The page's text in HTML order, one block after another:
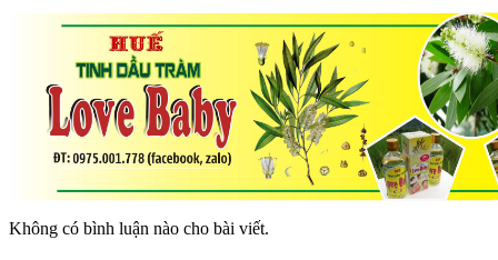
Không có bình luận nào cho bài viết.